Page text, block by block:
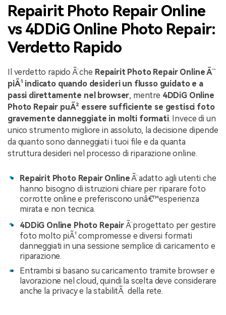
Repairit Photo Repair Online
vs 4DDiG Online Photo Repair:
Verdetto Rapido
Il verdetto rapido Ã¨ che Repairit Photo Repair Online Ã¨
piÃ¹ indicato quando desideri un flusso guidato e a
passi direttamente nel browser, mentre 4DDiG Online
Photo Repair puÃ² essere sufficiente se gestisci foto
gravemente danneggiate in molti formati. Invece di un
unico strumento migliore in assoluto, la decisione dipende
da quanto sono danneggiati i tuoi file e da quanta
struttura desideri nel processo di riparazione online.
Repairit Photo Repair OnlineÃ¨ adatto agli utenti che
hanno bisogno di istruzioni chiare per riparare foto
corrotte online e preferiscono unâ€™esperienza
mirata e non tecnica.
4DDiG Online Photo Repair Ã¨ progettato per gestire
foto molto piÃ¹ compromesse e diversi formati
danneggiati in una sessione semplice di caricamento e
riparazione.
Entrambi si basano su caricamento tramite browser e
lavorazione nel cloud, quindi la scelta deve considerare
anche la privacy e la stabilitÃ della rete.